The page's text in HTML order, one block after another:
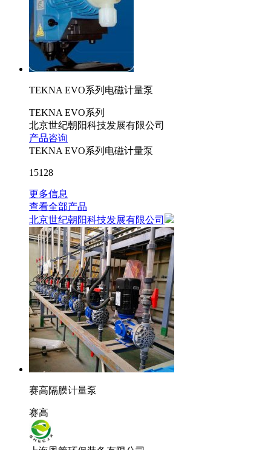
TEKNA EVO系列电磁计量泵
TEKNA EVO系列
北京世纪朝阳科技发展有限公司
产品咨询
TEKNA EVO系列电磁计量泵
15128
更多信息
查看全部产品
北京世纪朝阳科技发展有限公司
赛高隔膜计量泵
赛高